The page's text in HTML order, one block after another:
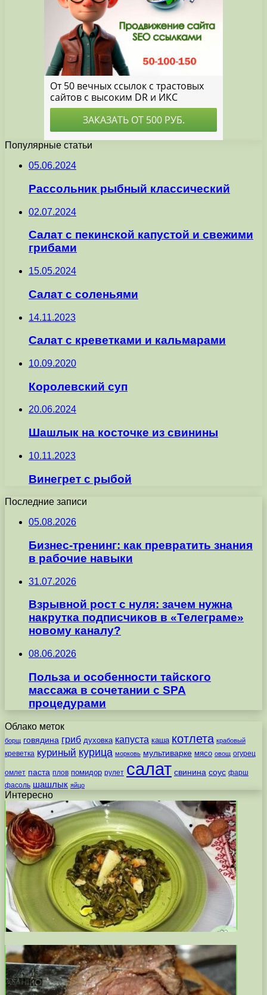
Популярные статьи
05.06.2024
Рассольник рыбный классический
02.07.2024
Салат с пекинской капустой и свежими
грибами
15.05.2024
Салат с соленьями
14.11.2023
Салат с креветками и кальмарами
10.09.2020
Королевский суп
20.06.2024
Шашлык на косточке из свинины
10.11.2023
Винегрет с рыбой
Последние записи
05.08.2026
Бизнес-тренинг: как превратить знания
в рабочие навыки
31.07.2026
Взрывной рост с нуля: зачем нужна
накрутка подписчиков в «Телеграме»
новому каналу?
08.06.2026
Польза и особенности тайского
массажа в сочетании с SPA
процедурами
Облако меток
борщ говядина гриб духовка капуста каша котлета крабовый
креветка куриный курица морковь мультиварке мясо овощ огурец
омлет паста плов помидор рулет салат свинина соус фарш
фасоль шашлык яйцо
Интересно